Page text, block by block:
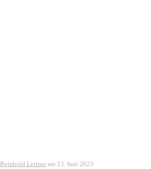
Reinhold Leitner am 23. Juni 2025